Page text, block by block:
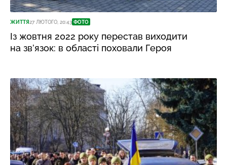
ЖИТТЯ27 ЛЮТОГО, 20:43 ФОТО
Із жовтня 2022 року перестав виходити
на зв’язок: в області поховали Героя